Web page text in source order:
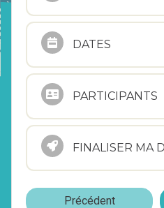
DATES
PARTICIPANTS
FINALISER MA
Précédent